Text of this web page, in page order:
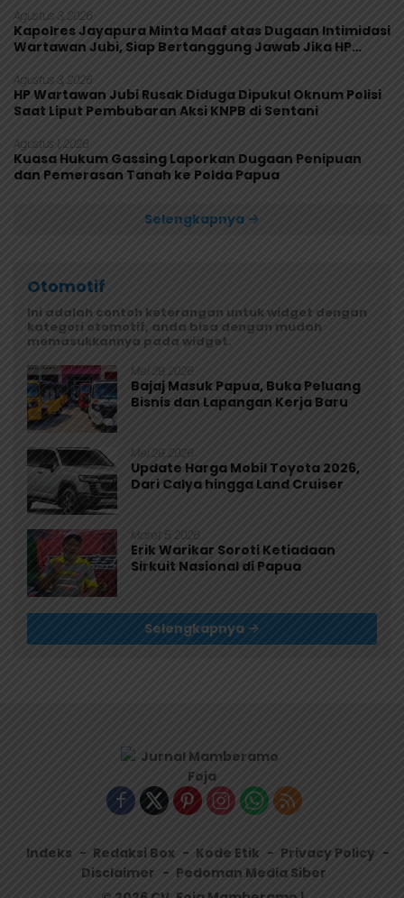
Agustus 3, 2026
Kapolres Jayapura Minta Maaf atas Dugaan Intimidasi
Wartawan Jubi, Siap Bertanggung Jawab Jika HP
Agustus 3, 2026
HP Wartawan Jubi Rusak Diduga Dipukul Oknum Polisi
Saat Liput Pembubaran Aksi KNPB di Sentani
Agustus 1, 2026
Kuasa Hukum Gassing Laporkan Dugaan Penipuan
dan Pemerasan Tanah ke Polda Papua
Selengkapnya
Otomotif
Ini adalah contoh keterangan untuk widget dengan
kategori otomotif, anda bisa dengan mudah
memasukkannya pada widget.
Mei 29, 2026
Bajaj Masuk Papua, Buka Peluang
Bisnis dan Lapangan Kerja Baru
Mei 29, 2026
Update Harga Mobil Toyota 2026,
Dari Calya hingga Land Cruiser
Maret 5, 2026
Erik Warikar Soroti Ketiadaan
Sirkuit Nasional di Papua
Selengkapnya
Indeks Redaksi Box Kode Etik
Privacy Policy
Disclaimer
Pedoman Media Siber